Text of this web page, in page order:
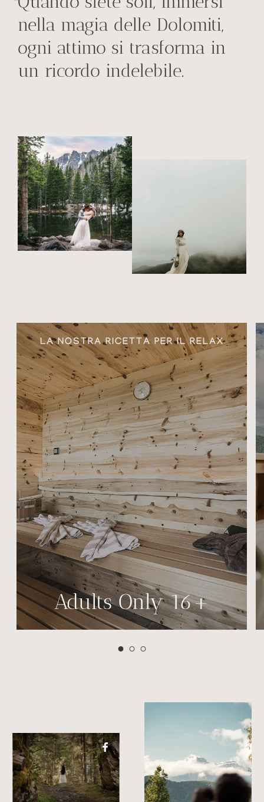
nella magia delle Dolomiti,
ogni attimo si trasforma in
un ricordo indelebile.
LA NOSTRA RICETTA PER IL RELAX
Adults Only 16+